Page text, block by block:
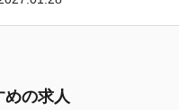
めの求人